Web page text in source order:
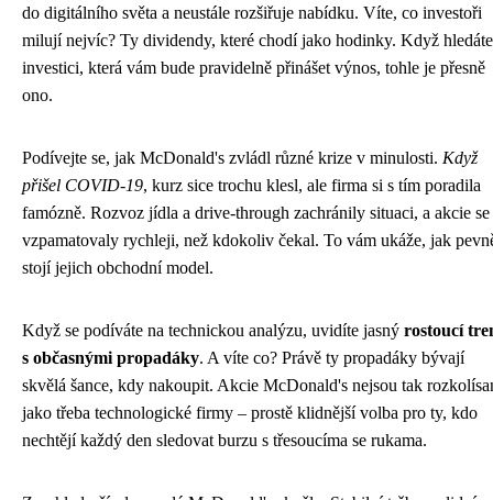
do digitálního světa a neustále rozšiřuje nabídku. Víte, co investoři
milují nejvíc? Ty dividendy, které chodí jako hodinky. Když hledáte
investici, která vám bude pravidelně přinášet výnos, tohle je přesně
ono.
Podívejte se, jak McDonald's zvládl různé krize v minulosti. Když
přišel COVID-19, kurz sice trochu klesl, ale firma si s tím poradila
famózně. Rozvoz jídla a drive-through zachránily situaci, a akcie se
vzpamatovaly rychleji, než kdokoliv čekal. To vám ukáže, jak
stojí jejich obchodní model.
Když se podíváte na technickou analýzu, uvidíte jasný rostoucí
s občasnými propadáky. A víte co? Právě ty propadáky bývají
skvělá šance, kdy nakoupit. Akcie McDonald's nejsou tak
jako třeba technologické firmy – prostě klidnější volba pro ty, kdo
nechtějí každý den sledovat burzu s třesoucíma se rukama.